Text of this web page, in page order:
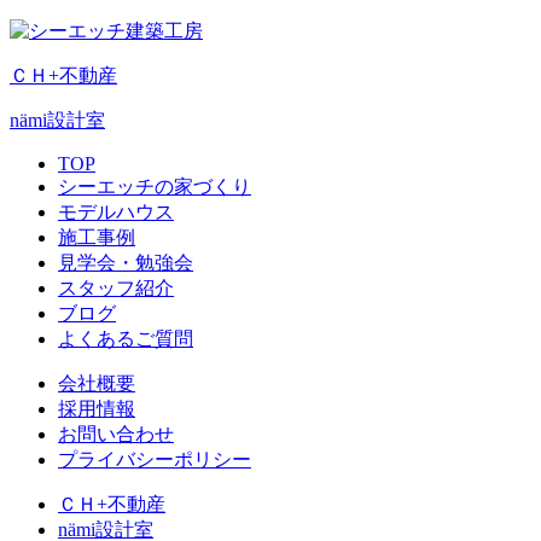
ＣＨ+不動産
nämi設計室
TOP
シーエッチの家づくり
モデルハウス
施工事例
見学会・勉強会
スタッフ紹介
ブログ
よくあるご質問
会社概要
採用情報
お問い合わせ
プライバシーポリシー
ＣＨ+不動産
nämi設計室